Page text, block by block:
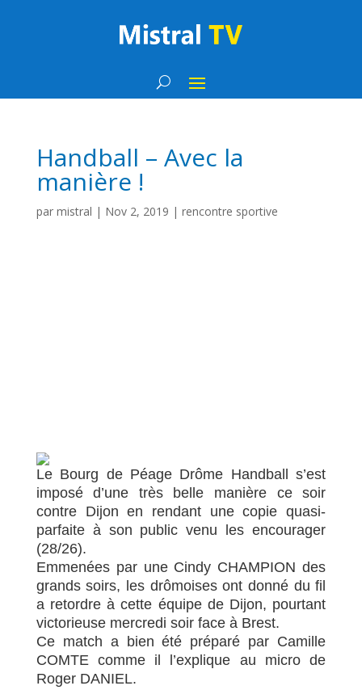
Handball – Avec la
manière !
par mistral | Nov 2, 2019 | rencontre sportive
Le Bourg de Péage Drôme Handball s’est
imposé d’une très belle manière ce soir
contre Dijon en rendant une copie quasi-
parfaite à son public venu les encourager
(28/26).
Emmenées par une Cindy CHAMPION des
grands soirs, les drômoises ont donné du fil
a retordre à cette équipe de Dijon, pourtant
victorieuse mercredi soir face à Brest.
Ce match a bien été préparé par Camille
COMTE comme il l’explique au micro de
Roger DANIEL.